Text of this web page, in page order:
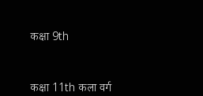
कक्षा 9th
कक्षा 11th कला वर्ग